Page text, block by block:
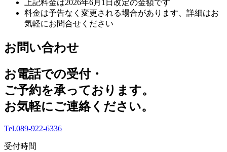
上記料金は2026年6月1日改定の金額です
料金は予告なく変更される場合があります、詳細はお
気軽にお問合せください
お問い合わせ
お電話での受付・
ご予約を承っております。
お気軽にご連絡ください。
Tel.089-922-6336
受付時間